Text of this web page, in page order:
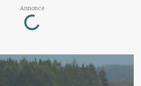
Annonce
Loading...